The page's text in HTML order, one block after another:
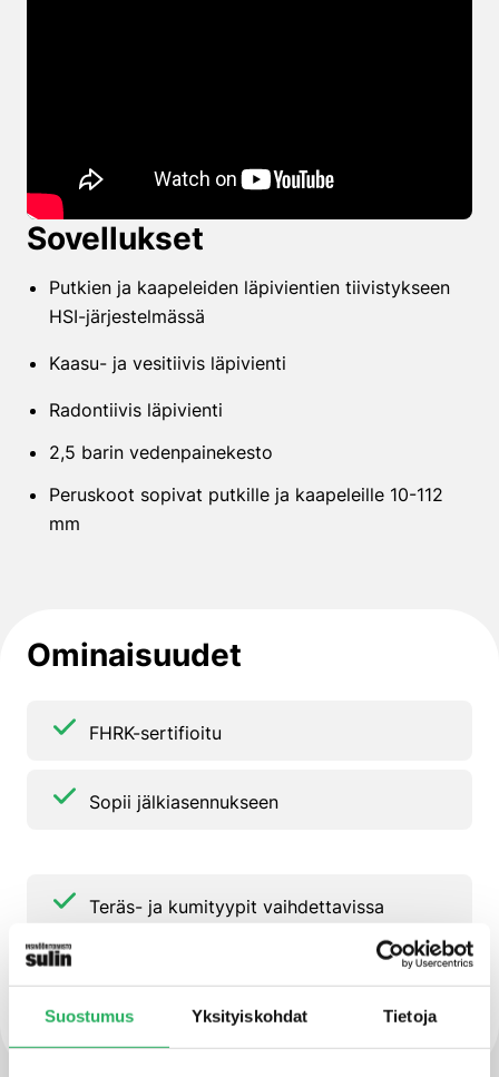
Suostumus Yksityiskohdat Tietoja
Sovellukset
Putkien ja kaapeleiden läpivientien tiivistykseen
HSI-järjestelmässä
Kaasu- ja vesitiivis läpivienti
Radontiivis läpivienti
2,5 barin vedenpainekesto
Peruskoot sopivat putkille ja kaapeleille 10-112
mm
Ominaisuudet
FHRK-sertifioitu
Sopii jälkiasennukseen
Teräs- ja kumityypit vaihdettavissa
Vesitiivis betonirasitusluokka 1 ja 2